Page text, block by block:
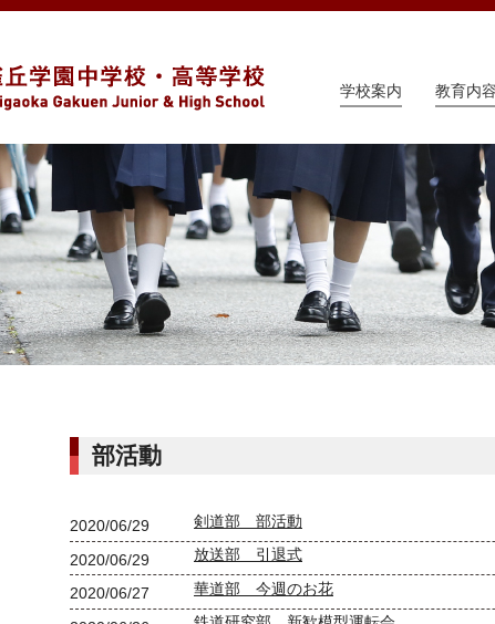
学校案内 教育内
部活動
2020/06/29 剣道部 部活動
2020/06/29 放送部 引退式
2020/06/27 華道部 今週のお花